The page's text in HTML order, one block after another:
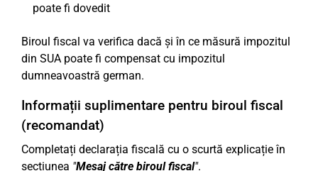
poate fi dovedit
Biroul fiscal va verifica dacă și în ce măsură impozitul
din SUA poate fi compensat cu impozitul
dumneavoastră german.
Informații suplimentare pentru biroul fiscal
(recomandat)
Completați declarația fiscală cu o scurtă explicație în
secțiunea "Mesaj către biroul fiscal".